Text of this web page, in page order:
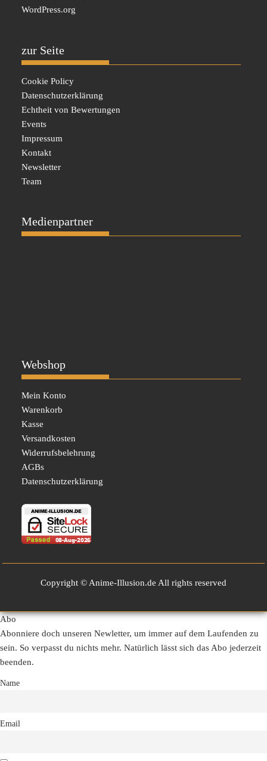
WordPress.org
zur Seite
Cookie Policy
Datenschutzerklärung
Echtheit von Bewertungen
Events
Impressum
Kontakt
Newsletter
Team
Medienpartner
Webshop
Mein Konto
Warenkorb
Kasse
Versandkosten
Widerrufsbelehrung
AGBs
Datenschutzerklärung
Copyright © Anime-Illusion.de All rights reserved
Abo
Abonniere doch unseren Newletter, um immer auf dem Laufenden zu
sein. So verpasst du nichts mehr. Natürlich lässt sich das Abo jederzeit
beenden.
Name
Email